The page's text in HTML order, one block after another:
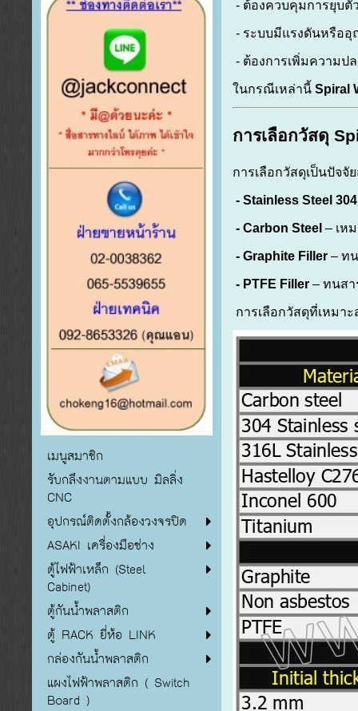
เมนูสมาชิก
รับกลึงงานตามแบบ มิลลิ่ง
CNC
อุปกรณ์ติดตั้งกล้องวงจรปิด
ASAKI เครื่องมือช่าง
ตู้ไฟฟ้าเหล็ก (Steel
Cabinet)
ตู้กันน้ำพลาสติก
ตู้ RACK ยี่ห้อ LINK
กล่องกันน้ำพลาสติก
แผงไฟฟ้าพลาสติก ( Switch
Board )
- ต้องควบคุมการยุบตั
- ระบบมีแรงดันหรือ
- ต้องการเพิ่มความป
ในกรณีเหล่านี้ Spiral
การเลือกวัสดุ
การเลือกวัสดุเป็นปัจ
- Stainless Steel
- Carbon Steel – เห
- Graphite Filler– ทน
- PTFE Filler– ทนสา
การเลือกวัสดุที่เหมา